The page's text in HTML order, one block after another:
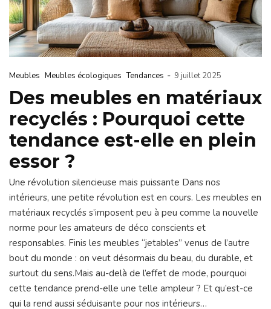
Meubles Meubles écologiques Tendances - 9 juillet 2025
Des meubles en matériaux
recyclés : Pourquoi cette
tendance est-elle en plein
essor ?
Une révolution silencieuse mais puissante Dans nos
intérieurs, une petite révolution est en cours. Les meubles en
matériaux recyclés s’imposent peu à peu comme la nouvelle
norme pour les amateurs de déco conscients et
responsables. Finis les meubles “jetables” venus de l’autre
bout du monde : on veut désormais du beau, du durable, et
surtout du sens.Mais au-delà de l’effet de mode, pourquoi
cette tendance prend-elle une telle ampleur ? Et qu’est-ce
qui la rend aussi séduisante pour nos intérieurs…